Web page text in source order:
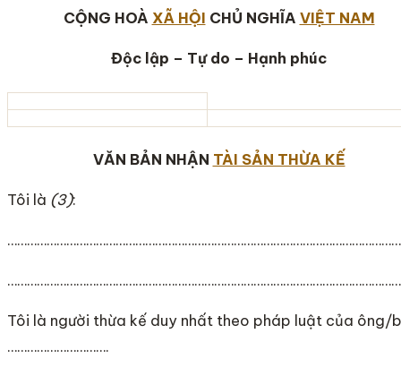
CỘNG HOÀ XÃ HỘI CHỦ NGHĨA VIỆT NAM
Độc lập – Tự do – Hạnh phúc
VĂN BẢN NHẬN TÀI SẢN THỪA KẾ
Tôi là (3):
Tôi là người thừa kế duy nhất theo pháp luật của ông/
………………………….